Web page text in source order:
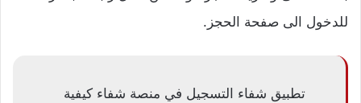
للدخول الى صفحة الحجز.
تطبيق شفاء التسجيل في منصة شفاء كيفية